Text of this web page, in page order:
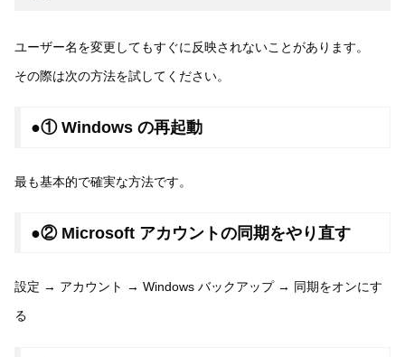
ユーザー名を変更してもすぐに反映されないことがあります。
その際は次の方法を試してください。
●① Windows の再起動
最も基本的で確実な方法です。
●② Microsoft アカウントの同期をやり直す
設定 → アカウント → Windows バックアップ → 同期をオンにす
る